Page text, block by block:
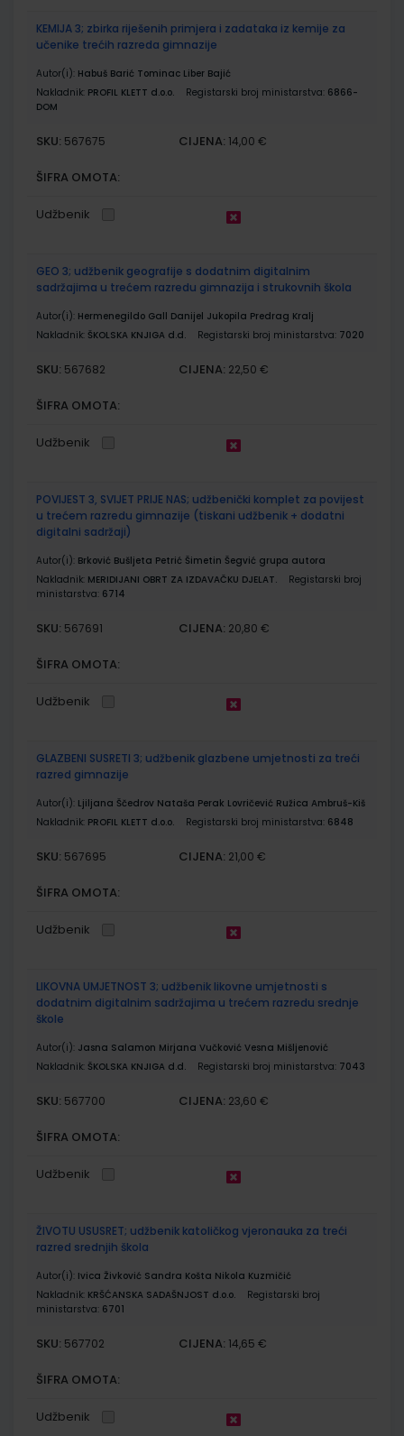
KEMIJA 3; zbirka riješenih primjera i zadataka iz kemije za
učenike trećih razreda gimnazije
Autor(i): Habuš Barić Tominac Liber Bajić
Nakladnik: PROFIL KLETT d.o.o. Registarski broj ministarstva: 6866-
DOM
SKU: 567675 CIJENA: 14,00 €
ŠIFRA OMOTA:
Udžbenik
GEO 3; udžbenik geografije s dodatnim digitalnim
sadržajima u trećem razredu gimnazija i strukovnih škola
Autor(i): Hermenegildo Gall Danijel Jukopila Predrag Kralj
Nakladnik: ŠKOLSKA KNJIGA d.d. Registarski broj ministarstva: 7020
SKU: 567682 CIJENA: 22,50 €
ŠIFRA OMOTA:
Udžbenik
POVIJEST 3, SVIJET PRIJE NAS; udžbenički komplet za povijest
u trećem razredu gimnazije (tiskani udžbenik + dodatni
digitalni sadržaji)
Autor(i): Brković Bušljeta Petrić Šimetin Šegvić grupa autora
Nakladnik: MERIDIJANI OBRT ZA IZDAVAČKU DJELAT.
Registarski broj
ministarstva: 6714
SKU: 567691 CIJENA: 20,80 €
ŠIFRA OMOTA:
Udžbenik
GLAZBENI SUSRETI 3; udžbenik glazbene umjetnosti za treći
razred gimnazije
Autor(i): Ljiljana Ščedrov Nataša Perak Lovričević Ružica Ambruš-Kiš
Nakladnik: PROFIL KLETT d.o.o. Registarski broj ministarstva: 6848
SKU: 567695 CIJENA: 21,00 €
ŠIFRA OMOTA:
Udžbenik
LIKOVNA UMJETNOST 3; udžbenik likovne umjetnosti s
dodatnim digitalnim sadržajima u trećem razredu srednje
škole
Autor(i): Jasna Salamon Mirjana Vučković Vesna Mišljenović
Nakladnik: ŠKOLSKA KNJIGA d.d. Registarski broj ministarstva: 7043
SKU: 567700 CIJENA: 23,60 €
ŠIFRA OMOTA:
Udžbenik
ŽIVOTU USUSRET; udžbenik katoličkog vjeronauka za treći
razred srednjih škola
Autor(i): Ivica Živković Sandra Košta Nikola Kuzmičić
Nakladnik: KRŠĆANSKA SADAŠNJOST d.o.o.
Registarski broj
ministarstva: 6701
SKU: 567702 CIJENA: 14,65 €
ŠIFRA OMOTA:
Udžbenik